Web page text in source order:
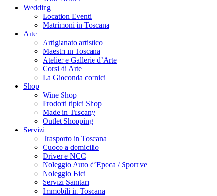
Wedding
Location Eventi
Matrimoni in Toscana
Arte
Artigianato artistico
Maestri in Toscana
Atelier e Gallerie d’Arte
Corsi di Arte
La Gioconda cornici
Shop
Wine Shop
Prodotti tipici Shop
Made in Tuscany
Outlet Shopping
Servizi
Trasporto in Toscana
Cuoco a domicilio
Driver e NCC
Noleggio Auto d’Epoca / Sportive
Noleggio Bici
Servizi Sanitari
Immobili in Toscana